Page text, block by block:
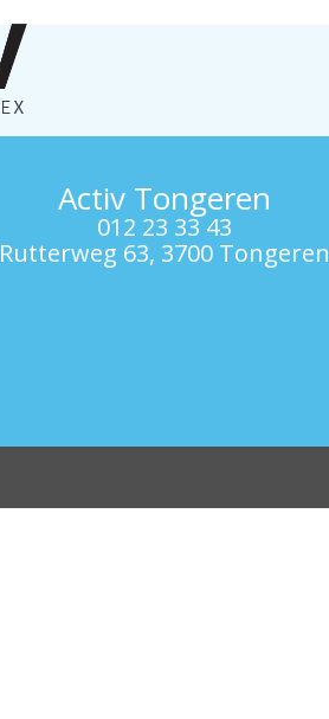
Activ Tongeren
012 23 33 43
Rutterweg 63, 3700 Tongeren